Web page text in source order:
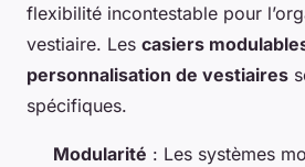
flexibilité incontestable pour
vestiaire. Les casiers
personnalisation de vestiaires
spécifiques.
Modularité : Les systèmes